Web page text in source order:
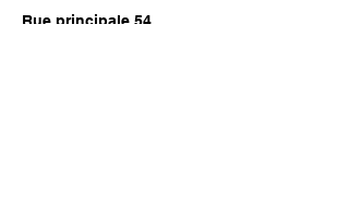
Rue principale 54